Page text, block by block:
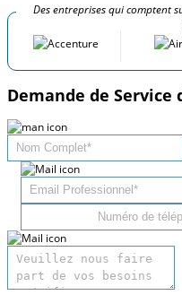
Des entreprises qui comptent
Demande de Service